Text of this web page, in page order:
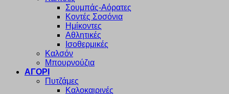
Σουμπάς-Αόρατες
Κοντές Σοσόνια
Ημίκοντες
Αθλητικές
Ισοθερμικές
Καλσόν
Μπουρνούζια
ΑΓΟΡΙ
Πυτζάμες
Καλοκαιρινές